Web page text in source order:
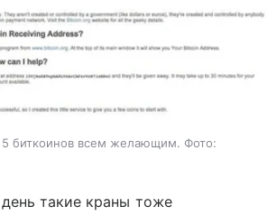
биткоинов всем желающим. Фото:
такие краны тоже